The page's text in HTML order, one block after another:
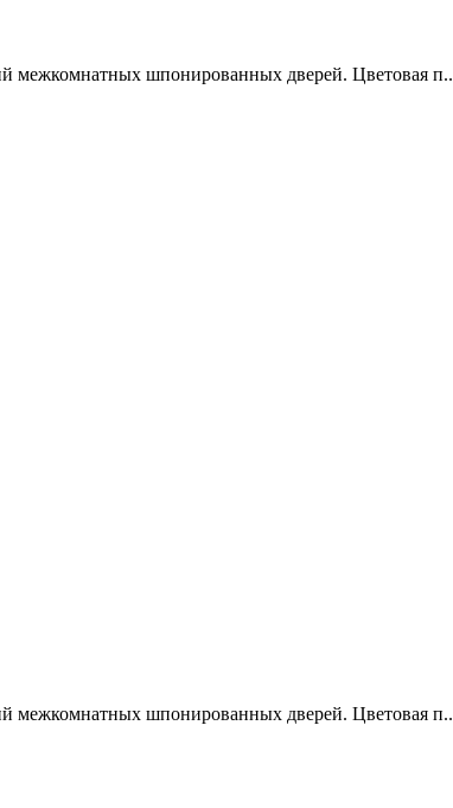
межкомнатных шпонированных дверей. Цветовая п..
межкомнатных шпонированных дверей. Цветовая п..